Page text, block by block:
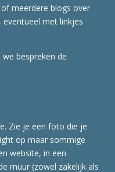
meerdere blogs over
met linkjes
we bespreken de
Zie je een foto die je
op maar sommige
website, in een
muur (zowel zakelijk als